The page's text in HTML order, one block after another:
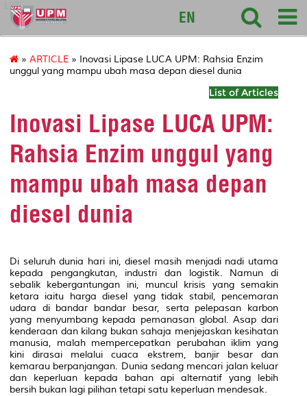
127
EN
» ARTICLE » Inovasi Lipase LUCA UPM: Rahsia Enzim
unggul yang mampu ubah masa depan diesel dunia
List of Articles
Inovasi Lipase LUCA UPM:
Rahsia Enzim unggul yang
mampu ubah masa depan
diesel dunia
Di seluruh dunia hari ini, diesel masih menjadi nadi utama
kepada pengangkutan, industri dan logistik. Namun di
sebalik kebergantungan ini, muncul krisis yang semakin
ketara iaitu harga diesel yang tidak stabil, pencemaran
udara di bandar bandar besar, serta pelepasan karbon
yang menyumbang kepada pemanasan global. Asap dari
kenderaan dan kilang bukan sahaja menjejaskan kesihatan
manusia, malah mempercepatkan perubahan iklim yang
kini dirasai melalui cuaca ekstrem, banjir besar dan
kemarau berpanjangan. Dunia sedang mencari jalan keluar
dan keperluan kepada bahan api alternatif yang lebih
bersih bukan lagi pilihan tetapi satu keperluan mendesak.